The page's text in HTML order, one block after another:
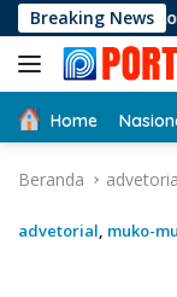
Langsung
ke
konten
Breaking News
di Bengkulu
Home
Beranda
advetorial, muko-